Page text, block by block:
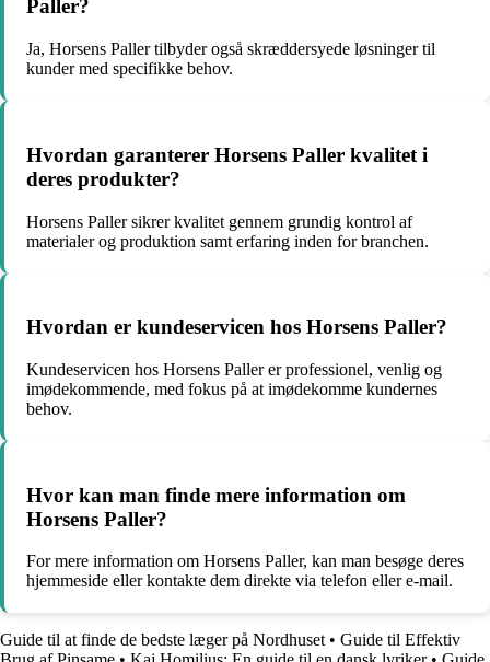
Paller?
Ja, Horsens Paller tilbyder også skræddersyede løsninger til
kunder med specifikke behov.
Hvordan garanterer Horsens Paller kvalitet i
deres produkter?
Horsens Paller sikrer kvalitet gennem grundig kontrol af
materialer og produktion samt erfaring inden for branchen.
Hvordan er kundeservicen hos Horsens Paller?
Kundeservicen hos Horsens Paller er professionel, venlig og
imødekommende, med fokus på at imødekomme kundernes
behov.
Hvor kan man finde mere information om
Horsens Paller?
For mere information om Horsens Paller, kan man besøge deres
hjemmeside eller kontakte dem direkte via telefon eller e-mail.
Guide til at finde de bedste læger på Nordhuset • Guide til Effektiv